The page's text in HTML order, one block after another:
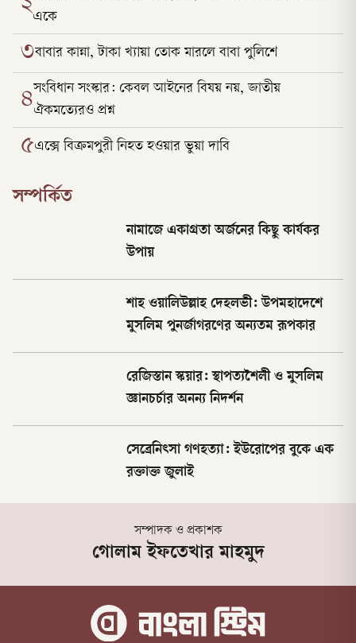
২একে
৩বাবার কান্না, টাকা খ্যায়া তোক মারলে বাবা পুলিশে
৪সংবিধান সংস্কার: কেবল আইনের বিষয় নয়, জাতীয়
ঐকমত্যেরও প্রশ্ন
৫এক্সে বিক্রমপুরী নিহত হওয়ার ভুয়া দাবি
সম্পর্কিত
‎নামাজে একাগ্রতা অর্জনের কিছু কার্যকর
উপায়
শাহ ওয়ালিউল্লাহ দেহলভী: উপমহাদেশে
মুসলিম পুনর্জাগরণের অন্যতম রূপকার
রেজিস্তান স্কয়ার: স্থাপত্যশৈলী ও মুসলিম
জ্ঞানচর্চার অনন্য নিদর্শন
সেব্রেনিৎসা গণহত্যা: ইউরোপের বুকে এক
রক্তাক্ত জুলাই
সম্পাদক ও প্রকাশক
গোলাম ইফতেখার মাহমুদ